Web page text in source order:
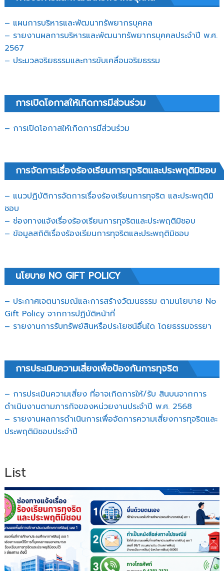
– แผนการบริหารและพัฒนาทรัพยากรบุคคล
– รายงานผลการบริหารและพัฒนาทรัพยากรบุคคลประจำปี พ.ศ.
2567
– ประมวลจริยธรรมและการขับเคลื่อนจริยธรรม
การเปิดโอกาสให้เกิดการมีส่วนร่วม
– การเปิดโอกาสให้เกิดการมีส่วนร่วม
การจัดการเรื่องร้องเรียนการทุจริตและประพฤติมิชอบ
– แนวปฏิบัติการจัดการเรื่องร้องเรียนการทุจริต และประพฤติมิ
ชอบ
– ช่องทางแจ้งเรื่องร้องเรียนการทุจริตและประพฤติมิชอบ
– ข้อมูลสถิติเรื่องร้องเรียนการทุจริตและประพฤติมิชอบ
นโยบาย NO GIFT POLICY
– ประกาศเจตนารมณ์และการสร้างวัฒนธรรม ตามนโยบาย No
Gift Policy จากการปฏิบัติหน้าที่
– รายงานการรับทรัพย์สินหรือประโยชน์อื่นใด โดยธรรมจรรยา
การประเมินความเสี่ยงเพื่อป้องกันการทุจริต
– การประเมินความเสี่ยง ที่อาจเกิดการให้/รับ สินบนจากการ
ดำเนินงานตามภารกิจของหน่วยงานประจำปี พ.ศ. 2568
– รายงานผลการดำเนินการเพื่อจัดการความเสี่ยงการทุจริตและ
ประพฤติมิชอบประจำปี
List